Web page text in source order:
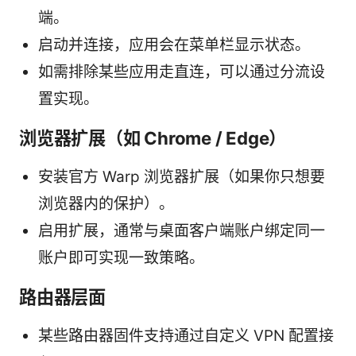
端。
启动并连接，应用会在菜单栏显示状态。
如需排除某些应用走直连，可以通过分流设
置实现。
浏览器扩展（如 Chrome / Edge）
安装官方 Warp 浏览器扩展（如果你只想要
浏览器内的保护）。
启用扩展，通常与桌面客户端账户绑定同一
账户即可实现一致策略。
路由器层面
某些路由器固件支持通过自定义 VPN 配置接